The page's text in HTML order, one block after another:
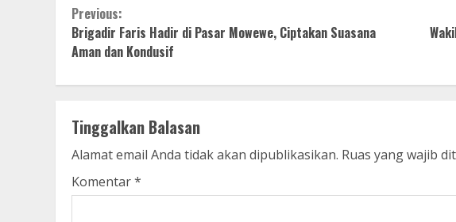
Continue
Reading
Previous:
Brigadir Faris Hadir di Pasar Mowewe, Ciptakan Suasana
Aman dan Kondusif
Tinggalkan Balasan
Alamat email Anda tidak akan dipublikasikan. Ruas yang wajib
Komentar*